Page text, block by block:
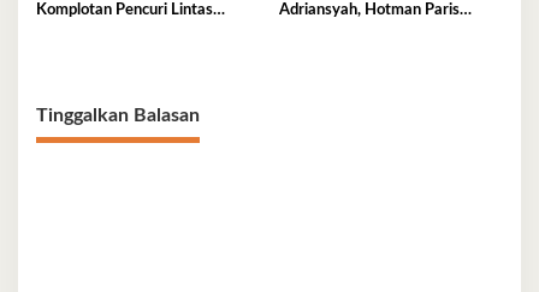
Komplotan Pencuri Lintas
Adriansyah, Hotman Paris
Tinggalkan Balasan